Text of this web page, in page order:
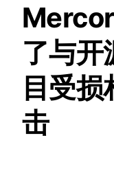
了与开
目受损
击